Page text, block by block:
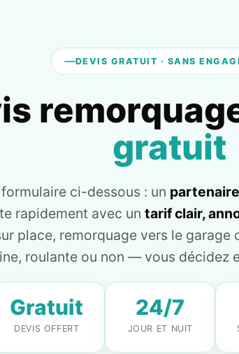
DEVIS GRATUIT · SANS
gratuit
ci-dessous : un
rapidement avec un tarif clair,
place, remorquage vers le
roulante ou non — vous décidez
Gratuit
DEVIS OFFERT
24/7
JOUR ET NUIT